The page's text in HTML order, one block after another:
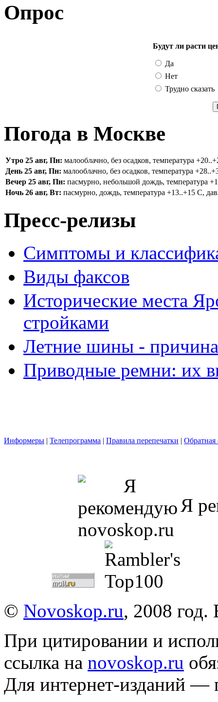
Опрос
Будут ли расти
Да
Нет
Трудно сказать
Погода в Москве
Утро 25 авг, Пн: малооблачно, без осадков, температура
День 25 авг, Пн: малооблачно, без осадков, температура
Вечер 25 авг, Пн: пасмурно, небольшой дождь, температура
Ночь 26 авг, Вт: пасмурно, дождь, температура +13..+15 С,
Пресс-релизы
Симптомы и
Виды факсов
Исторические места
стройками
Летние шины -
Приводные ремни: их
Информеры | Телепрограмма | Правила перепечатки | Обратная
Я
© Novoskop.ru, 2008
При цитировании и
ссылка на novoskop.ru
Для интернет-изданий —